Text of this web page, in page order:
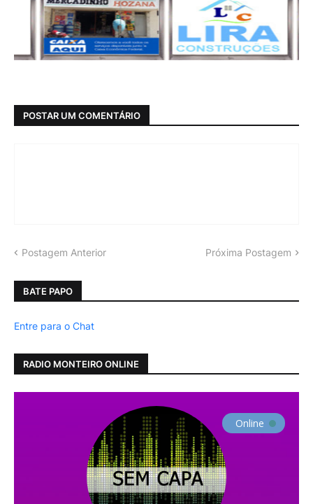
POSTAR UM COMENTÁRIO
Postagem Anterior Próxima Postagem
BATE PAPO
Entre para o Chat
RADIO MONTEIRO ONLINE